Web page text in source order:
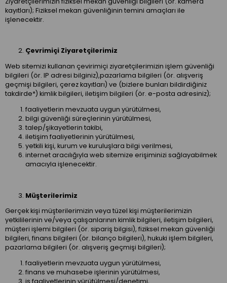
kayıtları); Fiziksel mekan güvenliğinin temini amaçları ile
işlenecektir.
Çevrimiçi Ziyaretçilerimiz
Web sitemizi kullanan çevirimiçi ziyaretçilerimizin işlem güvenliği
bilgileri (ör. IP adresi bilginiz),pazarlama bilgileri (ör. alışveriş
geçmişi bilgileri, çerez kayıtları) ve (bizlere bunları bildirdiğiniz
takdirde*) kimlik bilgileri, iletişim bilgileri (ör. e-posta adresiniz);
faaliyetlerin mevzuata uygun yürütülmesi,
bilgi güvenliği süreçlerinin yürütülmesi,
talep/şikayetlerin takibi,
iletişim faaliyetlerinin yürütülmesi,
yetkili kişi, kurum ve kuruluşlara bilgi verilmesi,
internet aracılığıyla web sitemize erişiminizi sağlayabilmek
amacıyla işlenecektir.
Müşterilerimiz
Gerçek kişi müşterilerimizin veya tüzel kişi müşterilerimizin
yetkililerinin ve/veya çalışanlarının kimlik bilgileri, iletişim bilgileri,
müşteri işlemi bilgileri (ör. sipariş bilgisi), fiziksel mekan güvenliği
bilgileri, finans bilgileri (ör. bilanço bilgileri), hukuki işlem bilgileri,
pazarlama bilgileri (ör. alışveriş geçmişi bilgileri);
faaliyetlerin mevzuata uygun yürütülmesi,
finans ve muhasebe işlerinin yürütülmesi,